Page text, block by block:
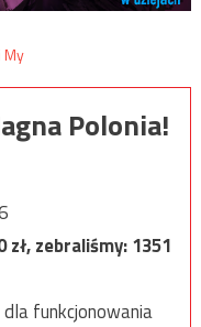
Polonia!
zł, zebraliśmy:1351
funkcjonowania